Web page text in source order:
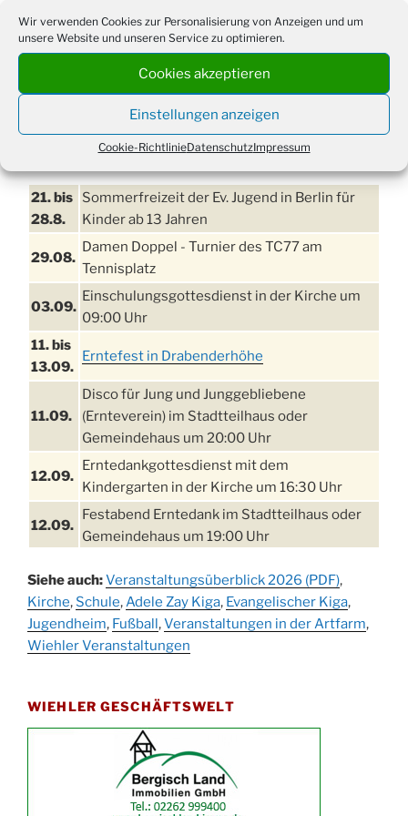
Wir verwenden Cookies zur Personalisierung von Anzeigen und um
unsere Website und unseren Service zu optimieren.
Cookies akzeptieren
Einstellungen anzeigen
Cookie-RichtlinieDatenschutzImpressum
21. bis
28.8.
Sommerfreizeit der Ev. Jugend in Berlin für
Kinder ab 13 Jahren
29.08.
Damen Doppel - Turnier des TC77 am
Tennisplatz
03.09.
Einschulungsgottesdienst in der Kirche um
09:00 Uhr
11. bis
13.09.
Erntefest in Drabenderhöhe
11.09.
Disco für Jung und Junggebliebene
(Ernteverein) im Stadtteilhaus oder
Gemeindehaus um 20:00 Uhr
12.09.
Erntedankgottesdienst mit dem
Kindergarten in der Kirche um 16:30 Uhr
12.09.
Festabend Erntedank im Stadtteilhaus oder
Gemeindehaus um 19:00 Uhr
13.09.
Stadtteilhaus um 14:00 Uhr
19.09.
Schlagerabend im Stadtteilhaus
Drabenderhöhe
Kinderbibeltag im Ev. Gemeindehaus von 10-
12 Uhr
Afterwork-Andacht um 18:00 Uhr in der
Kirche
Sandmännchen-Gottesdienst in der Kirche
Siehe auch:Veranstaltungsüberblick 2026 (PDF),
Kirche, Schule, Adele Zay Kiga, Evangelischer Kiga,
Jugendheim, Fußball,Veranstaltungen in der Artfarm,
Wiehler Veranstaltungen
WIEHLER GESCHÄFTSWELT